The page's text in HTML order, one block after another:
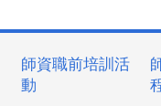
師資職前培訓活
動